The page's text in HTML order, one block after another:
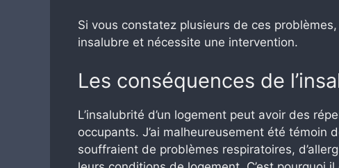
Si vous constatez plusieurs de ces
insalubre et nécessite une intervention.
Les conséquences de
L’insalubrité d’un logement peut avoir des
occupants. J’ai malheureusement été témoin
souffraient de problèmes respiratoires,